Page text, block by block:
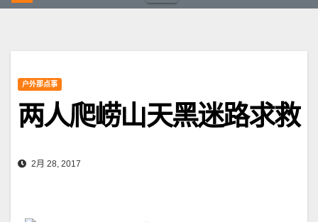
户外那点事
两人爬崂山天黑迷路求救
2月 28, 2017